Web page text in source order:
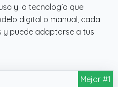
y la tecnología que
digital o manual, cada
y puede adaptarse a tus
Mejor #1